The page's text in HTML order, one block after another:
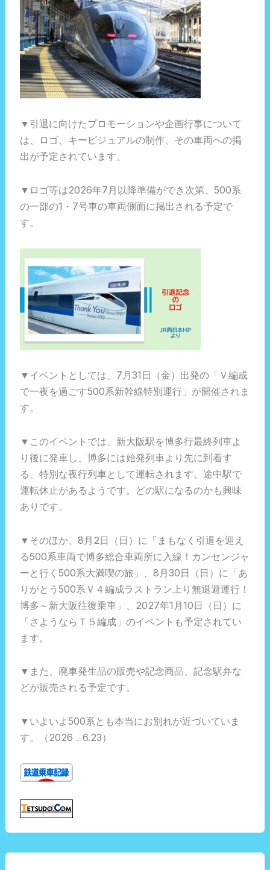
▼引退に向けたプロモーションや企画行事について
は、ロゴ、キービジュアルの制作、その車両への掲
出が予定されています。
▼ロゴ等は2026年7月以降準備ができ次第、500系
の一部の1・7号車の車両側面に掲出される予定で
す。
▼イベントとしては、7月31日（金）出発の「Ｖ編成
で一夜を過ごす500系新幹線特別運行」が開催されま
す。
▼このイベントでは、新大阪駅を博多行最終列車よ
り後に発車し、博多には始発列車より先に到着す
る、特別な夜行列車として運転されます。途中駅で
運転休止があるようです。どの駅になるのかも興味
ありです。
▼そのほか、8月2日（日）に「まもなく引退を迎え
る500系車両で博多総合車両所に入線！カンセンジャ
ーと行く500系大満喫の旅」、8月30日（日）に「あ
りがとう500系Ｖ４編成ラストラン上り無退避運行！
博多～新大阪往復乗車」、2027年1月10日（日）に
「さようならＴ５編成」のイベントも予定されてい
ます。
▼また、廃車発生品の販売や記念商品、記念駅弁な
どが販売される予定です。
▼いよいよ500系とも本当にお別れが近づいていま
す。（2026．6.23）